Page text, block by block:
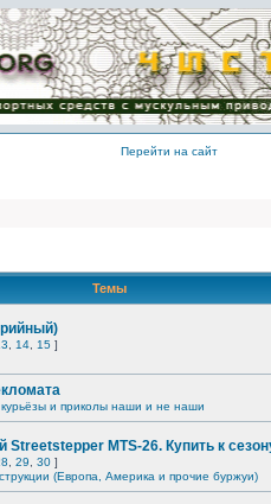
Перейти на сайт
Темы
14 15 ]
курьёзы и приколы наши и не наши
Streetstepper MTS-26. Купить к
29 30 ]
(Европа, Америка и прочие буржуи)